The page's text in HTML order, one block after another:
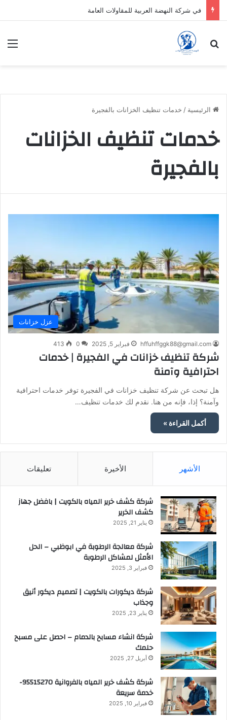
في شركة النهضة العربية للمقاولات العامة
بحث عن
الرئيسية / خدمات تنظيف الخزانات بالفجيرة
خدمات تنظيف الخزانات
بالفجيرة
عزل خزانات
hffuhffggk88@gmail.com فبراير 5, 2025 0
413
شركة تنظيف خزانات في الفجيرة | خدمات
احترافية وآمنة
هل تبحث عن شركة تنظيف خزانات في الفجيرة توفر خدمات احترافية
وآمنة؟ إذا، فإنه من هنا. نقدم لك خدمات تنظيف…
أكمل القراءة »
الأشهر الأخيرة تعليقات
شركة كشف خرير المياه بالكويت | بافضل جهاز
كشف الخرير
يناير 21, 2025
شركة معالجة الرطوبة في ابوظبي – الحل
الأمثل لمشاكل الرطوبة
فبراير 3, 2025
شركة ديكورات بالكويت | تصميم ديكور أنيق
وجذاب
يناير 23, 2025
شركة انشاء مسابح بالدمام – احصل على مسبح
حلمك
أبريل 27, 2025
شركة كشف خرير المياه بالفروانية 95515270-
خدمة سريعة
فبراير 10, 2025